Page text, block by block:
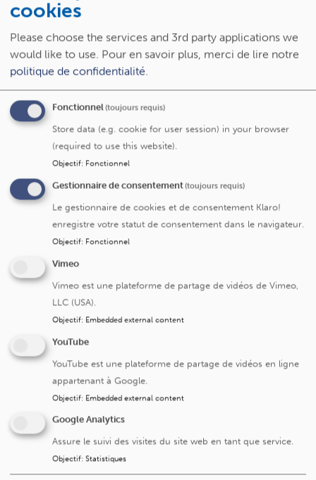
améliore considérablement le pronostic et réduit les
séquelles.
Les Cliniques Saint-Luc participent par ailleurs en ce
moment à une étude internationale pour tester un
traitement capable de neutraliser la toxine avant qu’elle ne
pénètre dans les cellules.
Une étude au recrutement complexe
La recherche multicentrique évalue plus précisément une
immunoglobuline dirigée contre la toxine et qui
s’administre par injection en intraveineuse. Afin qu’un tel
traitement puisse fonctionner, une administration
précoce s’avère indispensable, soit dans les 24 heures
après l’identification du patient. Des diarrhées sévères
cliniques d’un SHU.
Outre ce délai extrêmement court pour informer les
familles et initier la prise en charge, l’incidence
des patients. Afin d’optimiser au maximum ce dernier, le
Service de néphrologie pédiatrique des Cliniques Saint-
Luc propose un numéro actif 24 heures sur 24 et 7 jours
sur 7 et qui a été transmis à la communauté médicale.
Messages au grand public
cookies
Please choose the services and 3rd party applications we
would like to use. Pour en savoir plus, merci de lire notre
politique de confidentialité.
Fonctionnel(toujours requis)
Store data (e.g. cookie for user session) in your browser
(required to use this website).
Objectif: Fonctionnel
Gestionnaire de consentement(toujours requis)
Le gestionnaire de cookies et de consentement Klaro!
enregistre votre statut de consentement dans le navigateur.
Objectif: Fonctionnel
Vimeo
Vimeo est une plateforme de partage de vidéos de Vimeo,
LLC (USA).
Objectif: Embedded external content
YouTube
YouTube est une plateforme de partage de vidéos en ligne
appartenant à Google.
Objectif: Embedded external content
Google Analytics
Assure le suivi des visites du site web en tant que service.
Objectif: Statistiques